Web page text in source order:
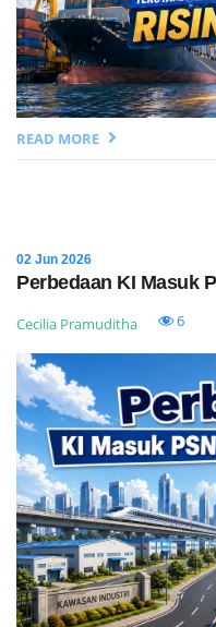
READ MORE
02 Jun 2026
Perbedaan KI Masuk
Cecilia Pramuditha 6